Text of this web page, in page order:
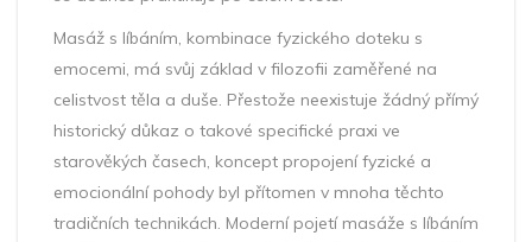
Masáž s líbáním, kombinace fyzického doteku s
emocemi, má svůj základ v filozofii zaměřené na
celistvost těla a duše. Přestože neexistuje žádný přímý
historický důkaz o takové specifické praxi ve
starověkých časech, koncept propojení fyzické a
emocionální pohody byl přítomen v mnoha těchto
tradičních technikách. Moderní pojetí masáže s líbáním